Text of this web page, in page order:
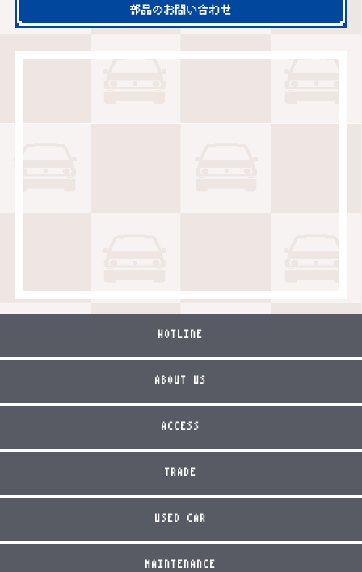
部品のお問い合わせ
HOTLINE
ABOUT US
ACCESS
TRADE
USED CAR
MAINTENANCE